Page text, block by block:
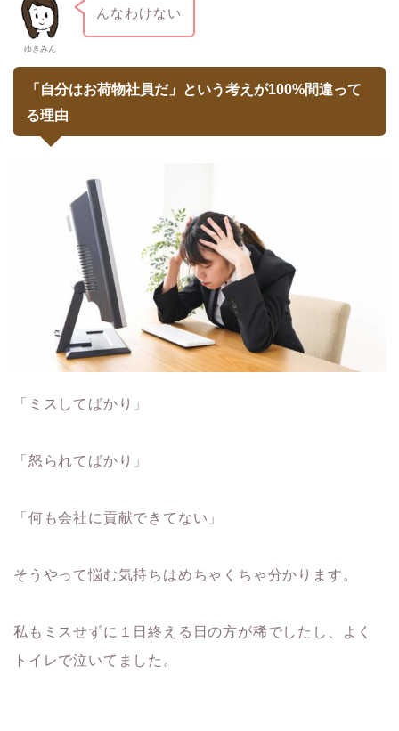
ゆきみん
んなわけない
「自分はお荷物社員だ」という考えが100%間違って
る理由
「ミスしてばかり」
「怒られてばかり」
「何も会社に貢献できてない」
そうやって悩む気持ちはめちゃくちゃ分かります。
私もミスせずに１日終える日の方が稀でしたし、よく
トイレで泣いてました。